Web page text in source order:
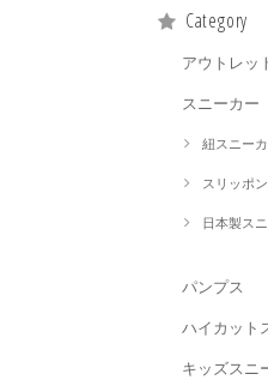
Category
アウトレッ
スニーカー
紐スニー
スリッポン
日本製ス
パンプス
ハイカット
キッズスニ